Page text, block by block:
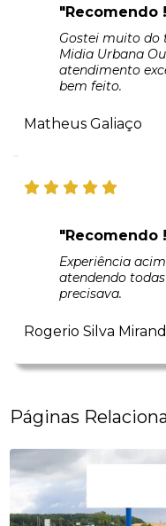
"Recomendo
Gostei muito do
Midia Urbana
atendimento
bem feito.
Matheus Galiaço
"Recomendo
Experiência
atendendo
precisava.
Rogerio Silva
Páginas